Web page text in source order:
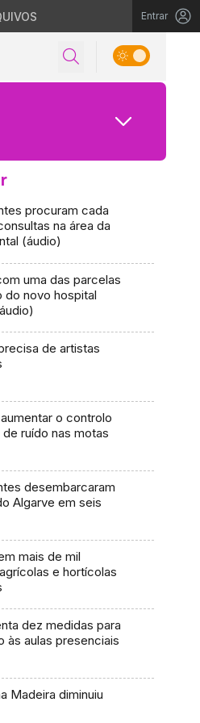
Entrar
procuram cada
na área da
(áudio)
uma das parcelas
do novo hospital
de artistas
o controlo
ruído nas motas
desembarcaram
Algarve em seis
mais de mil
e hortícolas
dez medidas para
às aulas presenciais
Madeira diminuiu